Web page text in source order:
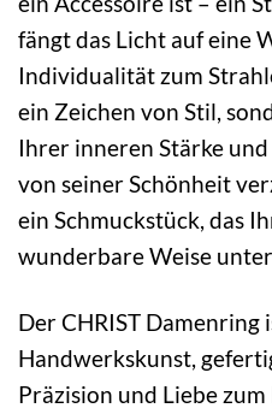
fängt das Licht auf eine
Individualität zum
ein Zeichen von Stil,
Ihrer inneren Stärke und
von seiner Schönheit
ein Schmuckstück, das
wunderbare Weise
Der CHRIST
Handwerkskunst,
Präzision und Liebe